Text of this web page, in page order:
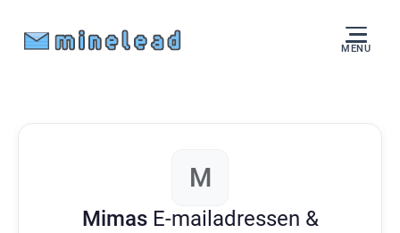
MENU
M
Mimas E-mailadressen &